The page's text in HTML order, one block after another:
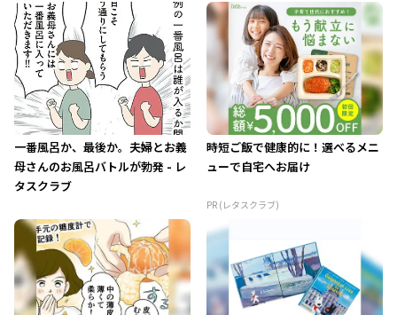
一番風呂か、最後か。夫婦とお義
母さんのお風呂バトルが勃発 - レ
タスクラブ
時短ご飯で健康的に！選べるメニ
ューで自宅へお届け
PR (レタスクラブ)